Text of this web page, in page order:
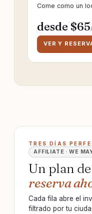
Come como un
desde $65
VER Y
TRES DÍAS
AFFILIATE · WE
Un plan
reserva
Cada fila abre el
filtrado por tu